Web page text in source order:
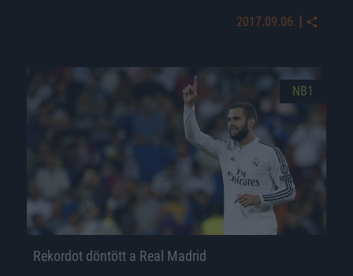
2017.09.06. |
NB1
Rekordot döntött a Real Madrid